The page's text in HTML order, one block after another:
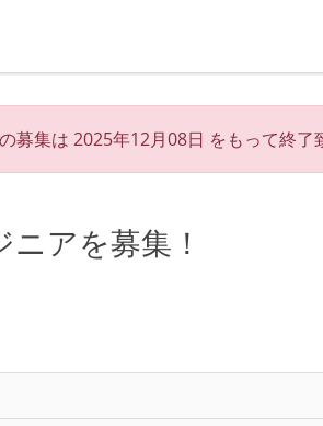
募集は 2025年12月08日 をもって終了
アを募集！